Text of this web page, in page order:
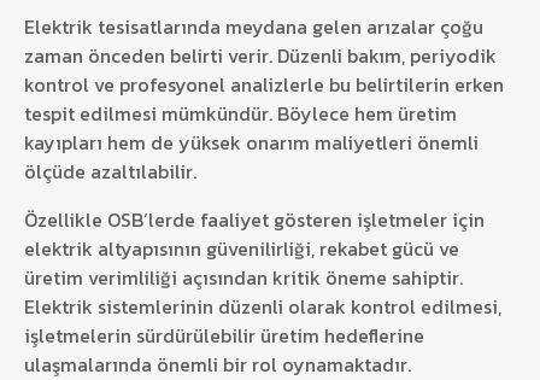
Elektrik tesisatlarında meydana gelen arızalar çoğu
zaman önceden belirti verir. Düzenli bakım, periyodik
kontrol ve profesyonel analizlerle bu belirtilerin erken
tespit edilmesi mümkündür. Böylece hem üretim
kayıpları hem de yüksek onarım maliyetleri önemli
ölçüde azaltılabilir.
Özellikle OSB’lerde faaliyet gösteren işletmeler için
elektrik altyapısının güvenilirliği, rekabet gücü ve
üretim verimliliği açısından kritik öneme sahiptir.
Elektrik sistemlerinin düzenli olarak kontrol edilmesi,
işletmelerin sürdürülebilir üretim hedeflerine
ulaşmalarında önemli bir rol oynamaktadır.